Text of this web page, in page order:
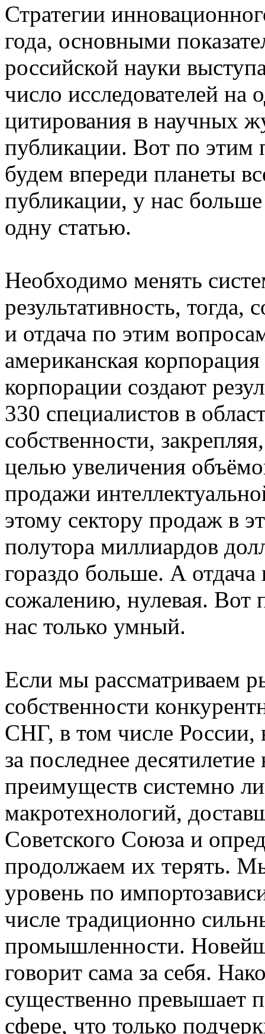
Стратегии
года, основными
российской науки
число исследователей на
цитирования в научных
публикации. Вот по этим
будем впереди планеты
публикации, у нас
одну статью.
Необходимо менять
результативность, тогда,
и отдача по этим
американская
корпорации создают
330 специалистов в
собственности,
целью увеличения
продажи
этому сектору продаж в
полутора миллиардов
гораздо больше. А
сожалению, нулевая. Вот
нас только умный.
Если мы рассматриваем
собственности
СНГ, в том числе России,
за последнее
преимуществ системно
макротехнологий,
Советского Союза и
продолжаем их терять.
уровень по
числе традиционно
промышленности.
говорит сама за себя.
существенно превышает
сфере, что только